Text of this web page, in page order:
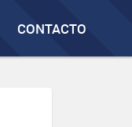
CONTACTO